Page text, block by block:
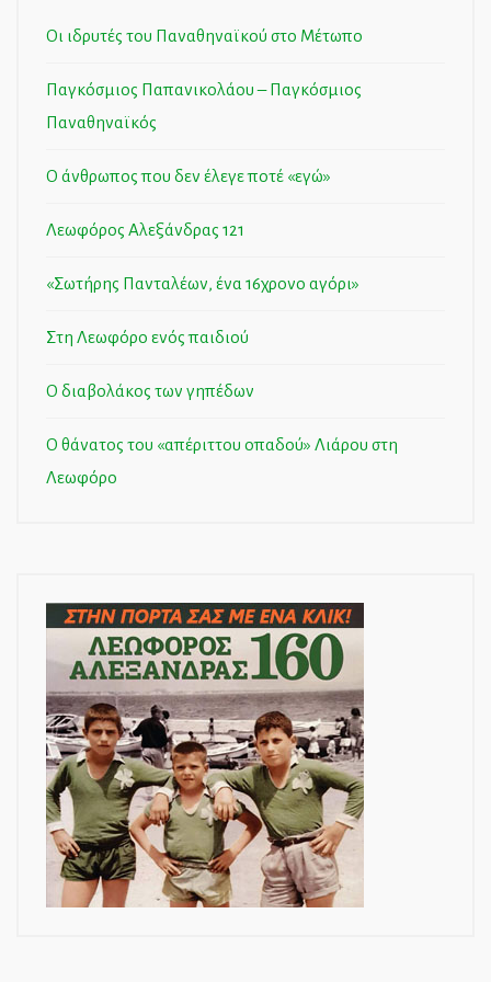
Οι ιδρυτές του Παναθηναϊκού στο Μέτωπο
Παγκόσμιος Παπανικολάου – Παγκόσμιος
Παναθηναϊκός
Ο άνθρωπος που δεν έλεγε ποτέ «εγώ»
Λεωφόρος Αλεξάνδρας 121
«Σωτήρης Πανταλέων, ένα 16χρονο αγόρι»
Στη Λεωφόρο ενός παιδιού
Ο διαβολάκος των γηπέδων
Ο θάνατος του «απέριττου οπαδού» Λιάρου στη
Λεωφόρο